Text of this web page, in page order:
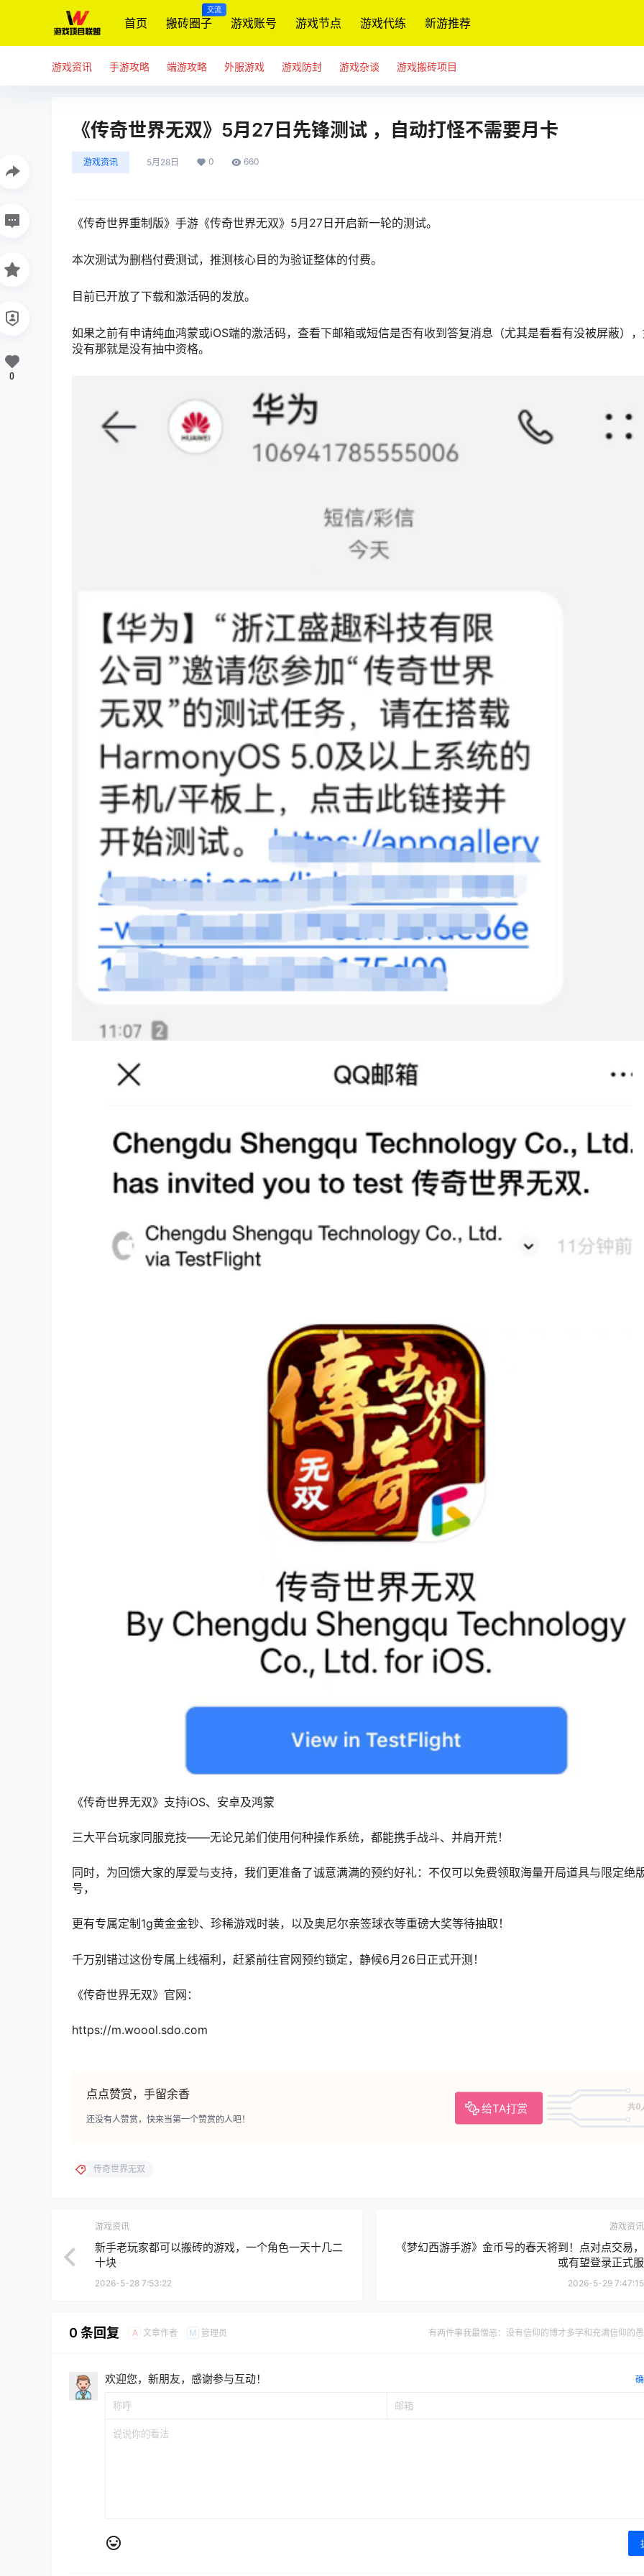
首页 搬砖圈子
交流
游戏账号 游戏节点 游戏代练 新游推荐
游戏资讯 手游攻略 端游攻略 外服游戏 游戏防封 游戏杂谈 游戏搬砖项目
《传奇世界无双》5月27日先锋测试 ，自动打怪不需要月卡
游戏资讯 5月28日 0 660
《传奇世界重制版》手游《传奇世界无双》5月27日开启新一轮的测试。
本次测试为删档付费测试，推测核心目的为验证整体的付费。
目前已开放了下载和激活码的发放。
如果之前有申请纯血鸿蒙或iOS端的激活码，查看下邮箱或短信是否有收到答复消息（尤其是看看有没被屏蔽）
没有那就是没有抽中资格。
《传奇世界无双》支持iOS、安卓及鸿蒙
三大平台玩家同服竞技——无论兄弟们使用何种操作系统，都能携手战斗、并肩开荒！
同时，为回馈大家的厚爱与支持，我们更准备了诚意满满的预约好礼：不仅可以免费领取海量开局道具与限定绝
号，
更有专属定制1g黄金金钞、珍稀游戏时装，以及奥尼尔亲签球衣等重磅大奖等待抽取！
千万别错过这份专属上线福利，赶紧前往官网预约锁定，静候6月26日正式开测！
《传奇世界无双》官网：
https://m.woool.sdo.com
点点赞赏，手留余香
给TA打赏 共0
还没有人赞赏，快来当第一个赞赏的人吧！
0
传奇世界无双
游戏资讯
新手老玩家都可以搬砖的游戏，一个角色一天十几二
十块
2026-5-28 7:53:22
游戏资讯
《梦幻西游手游》金币号的春天将到！点对点交易，
或有望登录正式服
2026-5-29 7:47:15
0 条回复 A 文章作者 M 管理员 有两件事我最憎恶：没有信仰的博才多学和充满信仰的
欢迎您，新朋友，感谢参与互动！